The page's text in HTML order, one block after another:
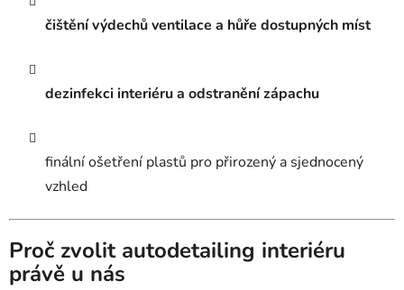
čištění výdechů ventilace a hůře dostupných míst
dezinfekci interiéru a odstranění zápachu
finální ošetření plastů pro přirozený a sjednocený
vzhled
Proč zvolit autodetailing interiéru
právě u nás